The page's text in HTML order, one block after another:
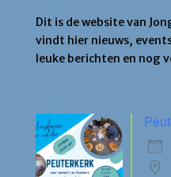
Dit is de website van
vindt hier nieuws,
leuke berichten en nog